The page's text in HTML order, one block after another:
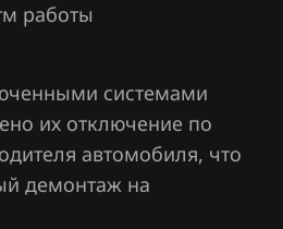
работы
системами
их отключение по
автомобиля, что
демонтаж на